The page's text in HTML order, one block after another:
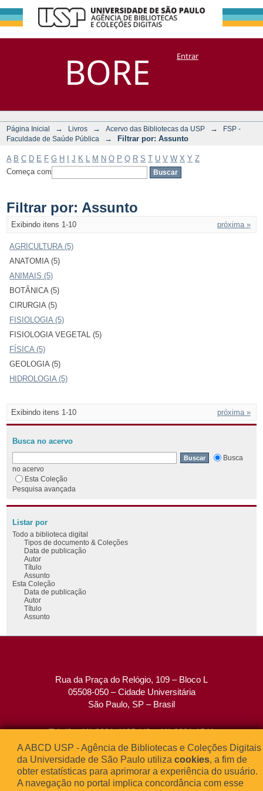
BORE
Filtrar por:
Assunto
DSpace/Manakin + CoriscoEntrar
Página Inicial → Livros → Acervo das Bibliotecas da USP →
FSP -
Faculdade de Saúde Pública
→ Filtrar por: Assunto
A B C D E F G H J K M N O P Q R S T U V W X Y Z
Começa com
Filtrar por: Assunto
Exibindo itens 1-10 próxima »
AGRICULTURA (5)
ANATOMIA (5)
ANIMAIS (5)
BOTÂNICA (5)
CIRURGIA (5)
FISIOLOGIA (5)
FISIOLOGIA VEGETAL (5)
FÍSICA (5)
GEOLOGIA (5)
HIDROLOGIA (5)
Exibindo itens 1-10 próxima »
Busca no acervo
Busca
no acervo
Esta Coleção
Pesquisa avançada
Listar por
Todo a biblioteca digital
Tipos de documento & Coleções
Data de publicação
Autor
Título
Assunto
Esta Coleção
Data de publicação
Autor
Título
Assunto
Rua da Praça do Relógio, 109 – Bloco L
05508-050 – Cidade Universitária
São Paulo, SP – Brasil
Tel: (0xx11) 3091-4195 / (0xx11) 3091-1541
Fax: (0xx11) 3091-1567
E-mail:atendimento@abcd.usp.br
A ABCD USP - Agência de Bibliotecas e Coleções Digitais
da Universidade de São Paulo utiliza cookies, a fim de
obter estatísticas para aprimorar a experiência do usuário.
A navegação no portal implica concordância com esse